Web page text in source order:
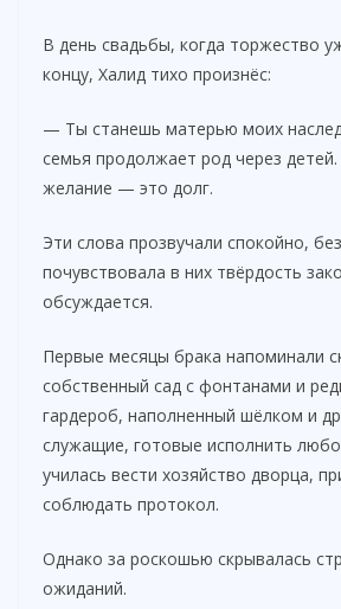
В день свадьбы, когда торжество
концу, Халид тихо произнёс:
— Ты станешь матерью моих
семья продолжает род через
желание — это долг.
Эти слова прозвучали спокойно,
почувствовала в них твёрдость
обсуждается.
Первые месяцы брака напоминали
собственный сад с фонтанами и
гардероб, наполненный шёлком и
служащие, готовые исполнить
училась вести хозяйство дворца,
соблюдать протокол.
Однако за роскошью скрывалась
ожиданий.